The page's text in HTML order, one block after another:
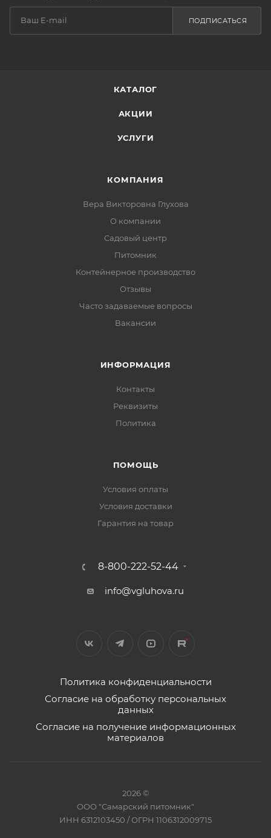
ПОДПИСАТЬСЯ
КАТАЛОГ
АКЦИИ
УСЛУГИ
КОМПАНИЯ
Вера Викторовна Глухова
О компании
Садовый центр
Питомник
Контейнерное производство
Отзывы
Часто задаваемые вопросы
Вакансии
ИНФОРМАЦИЯ
Контакты
Реквизиты
Политика
ПОМОЩЬ
Условия оплаты
Условия доставки
Гарантия на товар
8-800-222-52-44
info@vgluhova.ru
Политика конфиденциальности
Согласие на обработку персональных
данных
Согласие на получение информационных
материалов
2026 ©
ООО "Самарский питомник"
ИНН 6312103450 / ОГРН 1106312009715